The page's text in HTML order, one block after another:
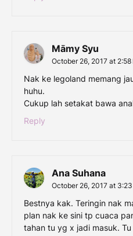
Māmy Syu
October 26, 2017 at 2:58
Nak ke legoland memang
huhu.
Cukup lah setakat bawa
Reply
Ana Suhana
October 26, 2017 at 3:23
Bestnya kak. Teringin nak
plan nak ke sini tp cuaca
tahan tu yg x jadi masuk.